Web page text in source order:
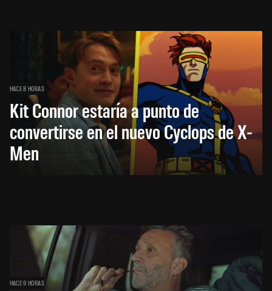
HACE 8 HORAS
Kit Connor estaría a punto de
convertirse en el nuevo Cyclops de X-
Men
HACE 9 HORAS